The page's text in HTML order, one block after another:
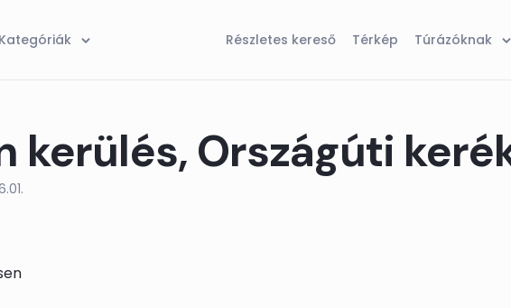
Kategóriák Részletes kereső Térkép Túrázóknak
kerülés, Országúti